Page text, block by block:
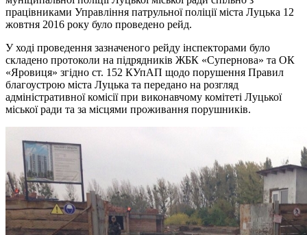
працівниками Управління патрульної поліції міста Луцька 12
жовтня 2016 року було проведено рейд.
У ході проведення зазначеного рейду інспекторами було
складено протоколи на підрядників ЖБК «Супернова» та ОК
«Яровиця» згідно ст. 152 КУпАП щодо порушення Правил
благоустрою міста Луцька та передано на розгляд
адміністративної комісії при виконавчому комітеті Луцької
міської ради та за місцями проживання порушників.